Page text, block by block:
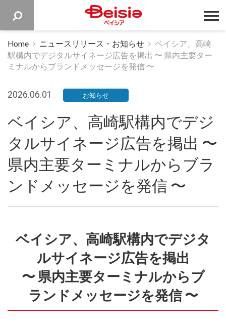
ベイシア
Home ニュースリリース・お知らせ
ベイシア、高崎
駅構内でデジタルサイネージ広告を掲出 〜 県内主要ター
ミナルからブランドメッセージを発信 〜
2026.06.01 お知らせ
ベイシア、高崎駅構内でデジ
タルサイネージ広告を掲出 〜
県内主要ターミナルからブラ
ンドメッセージを発信 〜
ベイシア、高崎駅構内でデジタ
ルサイネージ広告を掲出
〜 県内主要ターミナルからブ
ランドメッセージを発信 〜